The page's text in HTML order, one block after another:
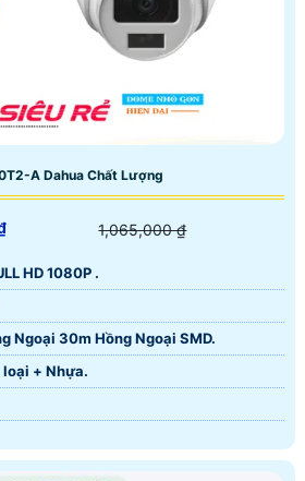
A Dahua Chất Lượng
1,065,000 ₫
HD 1080P .
Ngoại 30m Hồng Ngoại SMD.
loại + Nhựa.